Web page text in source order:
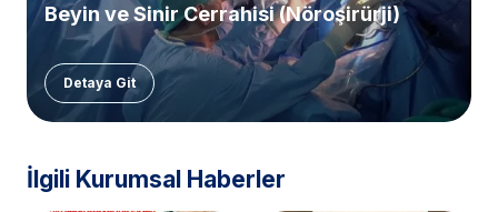
Beyin ve Sinir Cerrahisi (Nöroşirürji)
Detaya Git
İlgili Kurumsal Haberler